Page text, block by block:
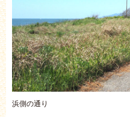
浜側の通り